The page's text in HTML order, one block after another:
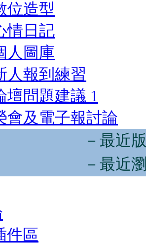
位造型
情日記
人圖庫
人報到練習
壇問題建議 1
會及電子報討論
－最近
－最近
件區